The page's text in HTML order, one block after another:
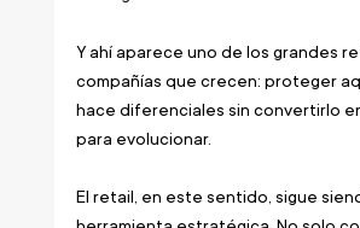
Y ahí aparece uno de los grandes
compañías que crecen: proteger
hace diferenciales sin convertirlo
para evolucionar.
El retail, en este sentido, sigue